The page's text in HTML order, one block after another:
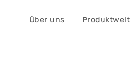
Über uns Produktwelt